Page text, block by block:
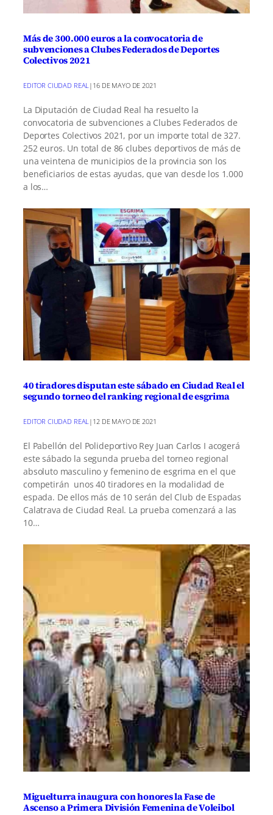
Más de 300.000 euros a la convocatoria de
subvenciones a Clubes Federados de Deportes
Colectivos 2021
EDITOR CIUDAD REAL | 16 DE MAYO DE 2021
La Diputación de Ciudad Real ha resuelto la
convocatoria de subvenciones a Clubes Federados de
Deportes Colectivos 2021, por un importe total de 327.
252 euros. Un total de 86 clubes deportivos de más de
una veintena de municipios de la provincia son los
beneficiarios de estas ayudas, que van desde los 1.000
a los…
40 tiradores disputan este sábado en Ciudad Real el
segundo torneo del ranking regional de esgrima
EDITOR CIUDAD REAL | 12 DE MAYO DE 2021
El Pabellón del Polideportivo Rey Juan Carlos I acogerá
este sábado la segunda prueba del torneo regional
absoluto masculino y femenino de esgrima en el que
competirán unos 40 tiradores en la modalidad de
espada. De ellos más de 10 serán del Club de Espadas
Calatrava de Ciudad Real. La prueba comenzará a las
10…
Miguelturra inaugura con honores la Fase de
Ascenso a Primera División Femenina de Voleibol